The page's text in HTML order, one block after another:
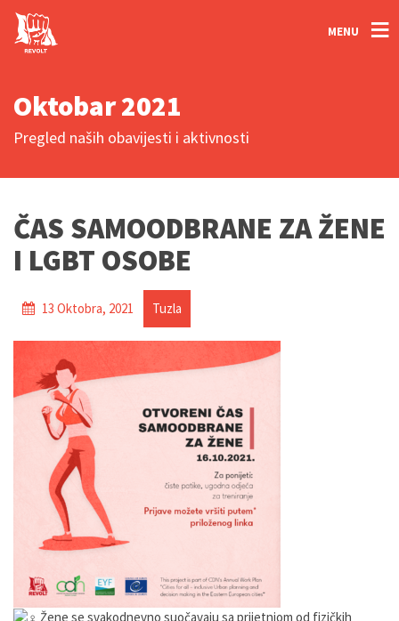
MENU
Oktobar 2021
Pregled naših obavijesti i aktivnosti
ČAS SAMOODBRANE ZA ŽENE
I LGBT OSOBE
13 Oktobra, 2021 Tuzla
Žene se svakodnevno suočavaju sa prijetnjom od fizičkih